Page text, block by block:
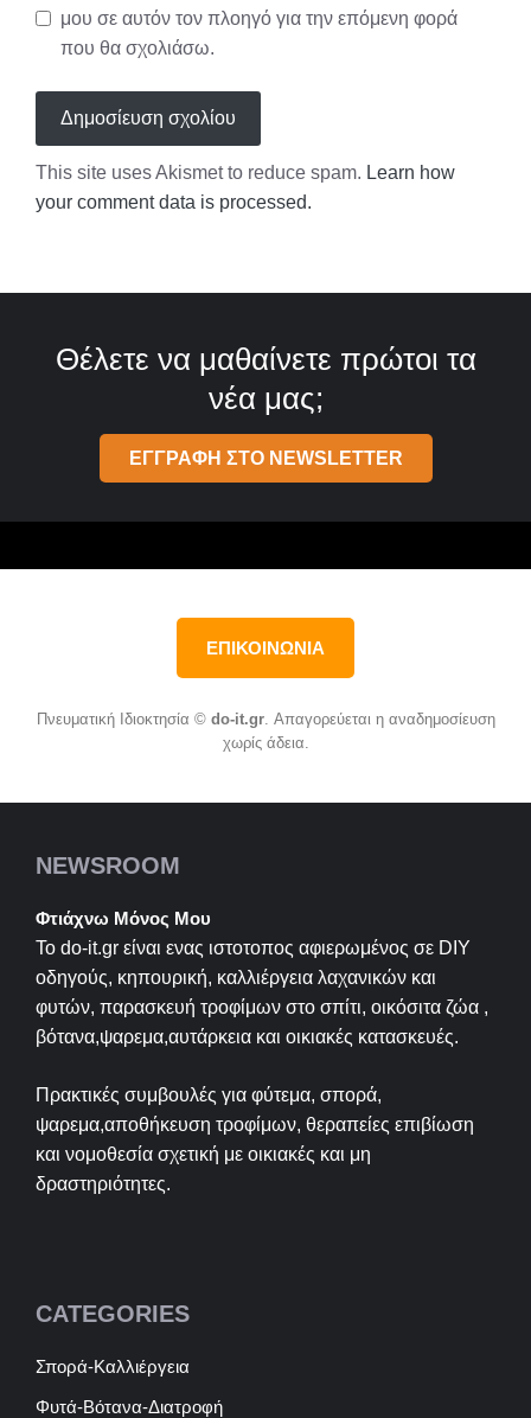
μου σε αυτόν τον πλοηγό για την επόμενη φορά
που θα σχολιάσω.
This site uses Akismet to reduce spam. Learn how
your comment data is processed.
Θέλετε να μαθαίνετε πρώτοι τα
νέα μας;
ΕΓΓΡΑΦΗ ΣΤΟ NEWSLETTER
ΕΠΙΚΟΙΝΩΝΙΑ
Πνευματική Ιδιοκτησία © do-it.gr. Απαγορεύεται η αναδημοσίευση
χωρίς άδεια.
NEWSROOM
Φτιάχνω Μόνος Μου
Το do-it.gr είναι ενας ιστοτοπος αφιερωμένος σε DIY
οδηγούς, κηπουρική, καλλιέργεια λαχανικών και
φυτών, παρασκευή τροφίμων στο σπίτι, οικόσιτα ζώα ,
βότανα,ψαρεμα,αυτάρκεια και οικιακές κατασκευές.
Πρακτικές συμβουλές για φύτεμα, σπορά,
ψαρεμα,αποθήκευση τροφίμων, θεραπείες επιβίωση
και νομοθεσία σχετική με οικιακές και μη
δραστηριότητες.
CATEGORIES
Σπορά-Καλλιέργεια
Φυτά-Βότανα-Διατροφή